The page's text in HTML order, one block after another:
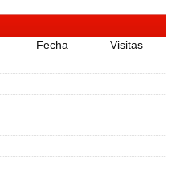
Fecha
Visitas